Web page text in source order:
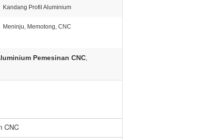
Kandang Profil Aluminium
Meninju, Memotong, CNC
Pemesinan CNC,
CNC